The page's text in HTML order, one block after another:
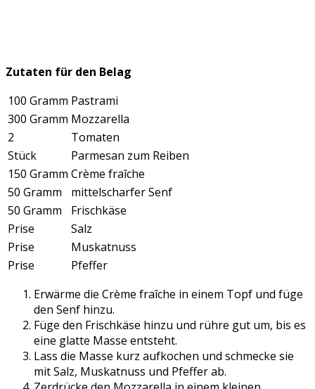
Zutaten für den Belag
100 Gramm Pastrami
300 Gramm Mozzarella
2
Tomaten
Stück
Parmesan zum Reiben
150 Gramm Crème fraîche
50 Gramm
mittelscharfer Senf
50 Gramm
Frischkäse
Prise
Salz
Prise
Muskatnuss
Prise
Pfeffer
Erwärme die Crème fraîche in einem Topf und füge
den Senf hinzu.
Füge den Frischkäse hinzu und rühre gut um, bis es
eine glatte Masse entsteht.
Lass die Masse kurz aufkochen und schmecke sie
mit Salz, Muskatnuss und Pfeffer ab.